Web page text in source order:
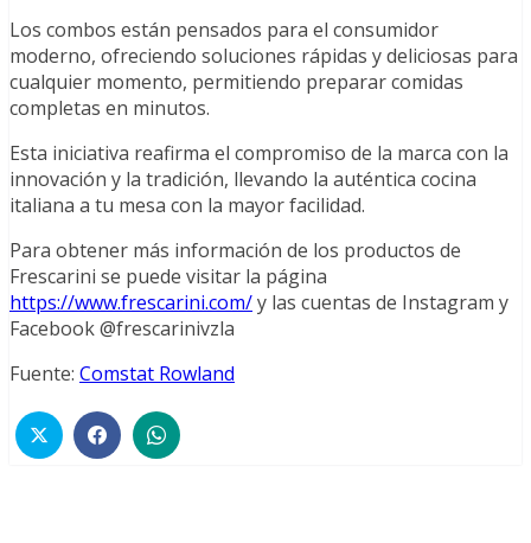
Los combos están pensados para el consumidor
moderno, ofreciendo soluciones rápidas y deliciosas para
cualquier momento, permitiendo preparar comidas
completas en minutos.
Esta iniciativa reafirma el compromiso de la marca con la
innovación y la tradición, llevando la auténtica cocina
italiana a tu mesa con la mayor facilidad.
Para obtener más información de los productos de
Frescarini se puede visitar la página
https://www.frescarini.com/y las cuentas de Instagram y
Facebook @frescarinivzla
Fuente: Comstat Rowland